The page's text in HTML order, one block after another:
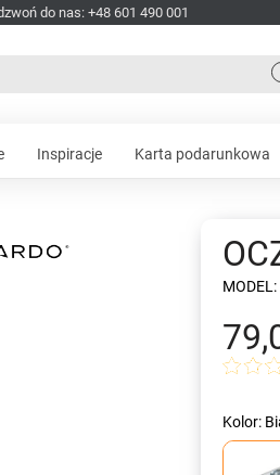
do nas: +48 601 490 001
Inspiracje Karta podarunkowa
MODEL:
Kolor: